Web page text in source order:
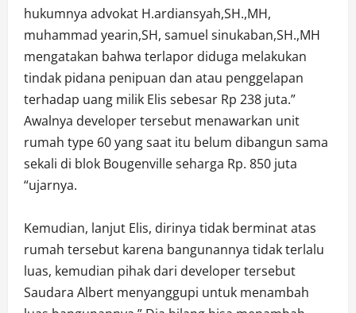
hukumnya advokat H.ardiansyah,SH.,MH,
muhammad yearin,SH, samuel sinukaban,SH.,MH
mengatakan bahwa terlapor diduga melakukan
tindak pidana penipuan dan atau penggelapan
terhadap uang milik Elis sebesar Rp 238 juta.”
Awalnya developer tersebut menawarkan unit
rumah type 60 yang saat itu belum dibangun sama
sekali di blok Bougenville seharga Rp. 850 juta
“ujarnya.
Kemudian, lanjut Elis, dirinya tidak berminat atas
rumah tersebut karena bangunannya tidak terlalu
luas, kemudian pihak dari developer tersebut
Saudara Albert menyanggupi untuk menambah